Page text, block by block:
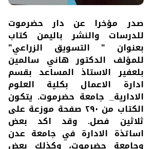
صدر مؤخرا عن دار حضرموت
للدرسات والنشر باليمن كتاب
بعنوان " التسويق الزراعي"
للمؤلف الدكتور هاني سالمين
بلعفير الاستاذ المساعد بقسم
ادارة الاعمال بكلية العلوم
الادارية_ جامعة حضرموت. يتكون
الكتاب من ٢٩٠ صفحة موزعة على
ثلاثين فصل. وقد اكد بعض
اساتذة الادارة في جامعة عدن
وجامعة حضرموت، وكذلك بعض